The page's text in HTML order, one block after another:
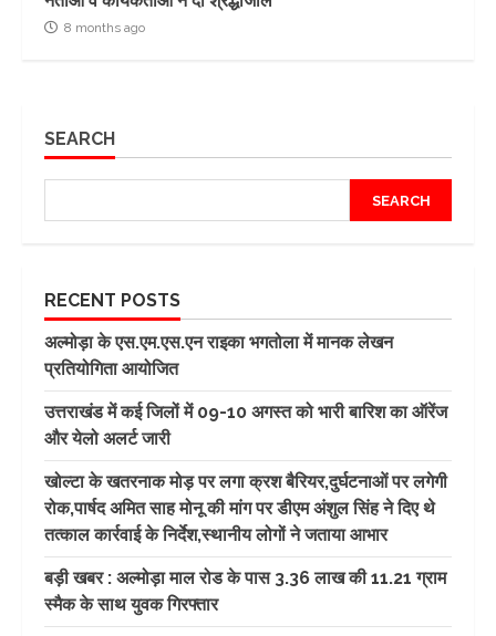
8 months ago
SEARCH
SEARCH
RECENT POSTS
अल्मोड़ा के एस.एम.एस.एन राइका भगतोला में मानक लेखन
प्रतियोगिता आयोजित
उत्तराखंड में कई जिलों में 09-10 अगस्त को भारी बारिश का ऑरेंज
और येलो अलर्ट जारी
खोल्टा के खतरनाक मोड़ पर लगा क्रश बैरियर,दुर्घटनाओं पर लगेगी
रोक,पार्षद अमित साह मोनू की मांग पर डीएम अंशुल सिंह ने दिए थे
तत्काल कार्रवाई के निर्देश,स्थानीय लोगों ने जताया आभार
बड़ी खबर : अल्मोड़ा माल रोड के पास 3.36 लाख की 11.21 ग्राम
स्मैक के साथ युवक गिरफ्तार